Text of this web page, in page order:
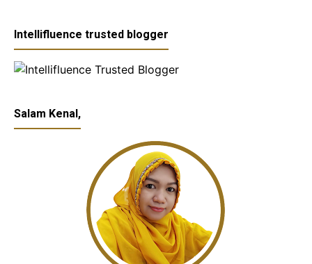
Intellifluence trusted blogger
Salam Kenal,